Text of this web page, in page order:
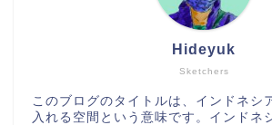
Sketchers
Hideyuk
このブログのタイトルは、インドネシ
入れる空間という意味です。インドネ